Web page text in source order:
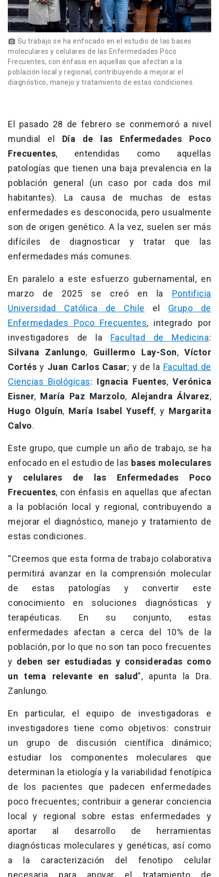
photo_camera Su trabajo se ha enfocado en el estudio de las bases
moleculares y celulares de las Enfermedades Poco
Frecuentes, con énfasis en aquellas que afectan a la
población local y regional, contribuyendo a mejorar el
diagnóstico, manejo y tratamiento de estas condiciones.
El pasado 28 de febrero se conmemoró a nivel
mundial el Día de las Enfermedades Poco
Frecuentes, entendidas como aquellas
patologías que tienen una baja prevalencia en la
población general (un caso por cada dos mil
habitantes). La causa de muchas de estas
enfermedades es desconocida, pero usualmente
son de origen genético. A la vez, suelen ser más
difíciles de diagnosticar y tratar que las
enfermedades más comunes.
En paralelo a este esfuerzo gubernamental, en
marzo de 2025 se creó en la Pontificia
Universidad Católica de Chile el Grupo de
Enfermedades Poco Frecuentes, integrado por
investigadores de la Facultad de Medicina:
Silvana Zanlungo, Guillermo Lay-Son, Víctor
Cortés y Juan Carlos Casar; y de la Facultad de
Ciencias Biológicas: Ignacia Fuentes, Verónica
Eisner, María Paz Marzolo, Alejandra Álvarez,
Hugo Olguín, María Isabel Yuseff, y Margarita
Calvo.
Este grupo, que cumple un año de trabajo, se ha
enfocado en el estudio de las bases moleculares
y celulares de las Enfermedades Poco
Frecuentes, con énfasis en aquellas que afectan
a la población local y regional, contribuyendo a
mejorar el diagnóstico, manejo y tratamiento de
estas condiciones.
“Creemos que esta forma de trabajo colaborativa
permitirá avanzar en la comprensión molecular
de estas patologías y convertir este
conocimiento en soluciones diagnósticas y
terapéuticas. En su conjunto, estas
enfermedades afectan a cerca del 10% de la
población, por lo que no son tan poco frecuentes
y deben ser estudiadas y consideradas como
un tema relevante en salud”, apunta la Dra.
Zanlungo.
En particular, el equipo de investigadoras e
investigadores tiene como objetivos: construir
un grupo de discusión científica dinámico;
estudiar los componentes moleculares que
determinan la etiología y la variabilidad fenotípica
de los pacientes que padecen enfermedades
poco frecuentes; contribuir a generar conciencia
local y regional sobre estas enfermedades y
aportar al desarrollo de herramientas
diagnósticas moleculares y genéticas, así como
a la caracterización del fenotipo celular